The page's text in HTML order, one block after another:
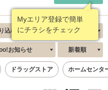
Myエリア登録で簡単
にチラシをチェック
込む
お知らせ 新着順
ドラッグストア ホームセンタ